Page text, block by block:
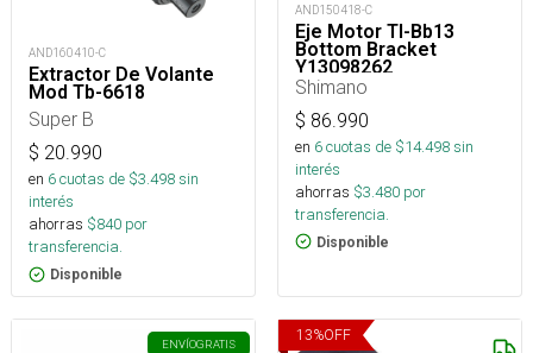
AND160410-C
Extractor De Volante
Mod Tb-6618
Super B
$ 20.990
en 6cuotas de $3.498sin
interés
ahorras $840 por
transferencia.
Disponible
AND150418-C
Eje Motor Tl-Bb13
Bottom Bracket
Y13098262
Shimano
$ 86.990
en 6cuotas de $14.498sin
interés
ahorras $3.480 por
transferencia.
Disponible
ENVÍOGRATIS
13%OFF